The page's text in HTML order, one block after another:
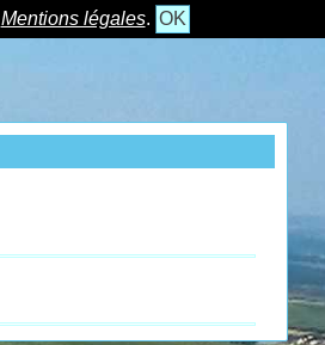
Mentions légales. OK